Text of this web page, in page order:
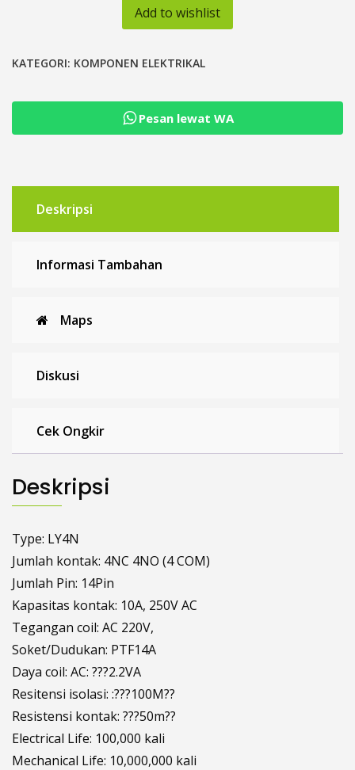
dengan
indikator
pin
Add to wishlist
KATEGORI: KOMPONEN ELEKTRIKAL
Pesan lewat WA
Deskripsi
Informasi Tambahan
Maps
Diskusi
Cek Ongkir
Deskripsi
Type: LY4N
Jumlah kontak: 4NC 4NO (4 COM)
Jumlah Pin: 14Pin
Kapasitas kontak: 10A, 250V AC
Tegangan coil: AC 220V,
Soket/Dudukan: PTF14A
Daya coil: AC: ???2.2VA
Resitensi isolasi: :???100M??
Resistensi kontak: ???50m??
Electrical Life: 100,000 kali
Mechanical Life: 10,000,000 kali